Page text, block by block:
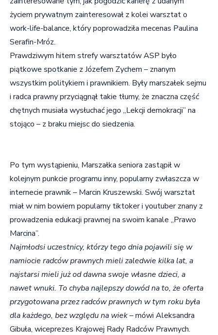
życiem prywatnym zainteresował z kolei warsztat o
work-life-balance, który poprowadziła mecenas Paulina
Serafin-Mróz.
Prawdziwym hitem strefy warsztatów ASP było
piątkowe spotkanie z Józefem Zychem – znanym
wszystkim politykiem i prawnikiem. Były marszałek sejmu
i radca prawny przyciągnął takie tłumy, że znaczna część
chętnych musiała wysłuchać jego „Lekcji demokracji” na
stojąco – z braku miejsc do siedzenia.
Po tym wystąpieniu, Marszałka seniora zastąpił w
kolejnym punkcie programu inny, popularny zwłaszcza w
internecie prawnik – Marcin Kruszewski. Swój warsztat
miał w nim bowiem popularny tiktoker i youtuber znany z
prowadzenia edukacji prawnej na swoim kanale „Prawo
Marcina”.
Najmłodsi uczestnicy, którzy tego dnia pojawili się w
namiocie radców prawnych mieli zaledwie kilka lat, a
najstarsi mieli już od dawna swoje własne dzieci, a
nawet wnuki. To chyba najlepszy dowód na to, że oferta
przygotowana przez radców prawnych w tym roku była
dla każdego, bez względu na wiek– mówi Aleksandra
Gibuła, wiceprezes Krajowej Rady Radców Prawnych.